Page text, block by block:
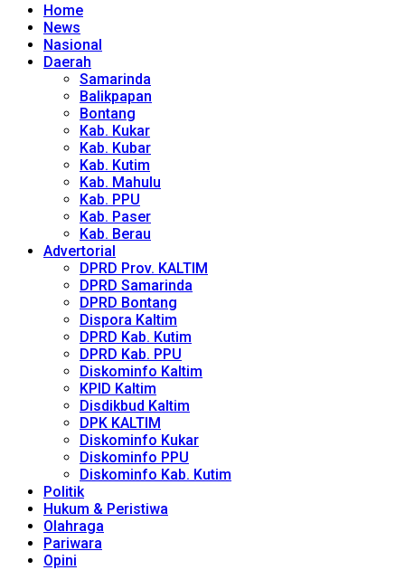
Home
News
Nasional
Daerah
Samarinda
Balikpapan
Bontang
Kab. Kukar
Kab. Kubar
Kab. Kutim
Kab. Mahulu
Kab. PPU
Kab. Paser
Kab. Berau
Advertorial
DPRD Prov. KALTIM
DPRD Samarinda
DPRD Bontang
Dispora Kaltim
DPRD Kab. Kutim
DPRD Kab. PPU
Diskominfo Kaltim
KPID Kaltim
Disdikbud Kaltim
DPK KALTIM
Diskominfo Kukar
Diskominfo PPU
Diskominfo Kab. Kutim
Politik
Hukum & Peristiwa
Olahraga
Pariwara
Opini